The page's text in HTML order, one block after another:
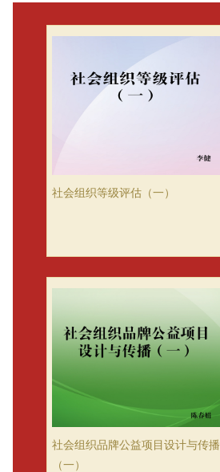
社会组织等级评估（一）
社会组织品牌公益项目设计与传播
（一）